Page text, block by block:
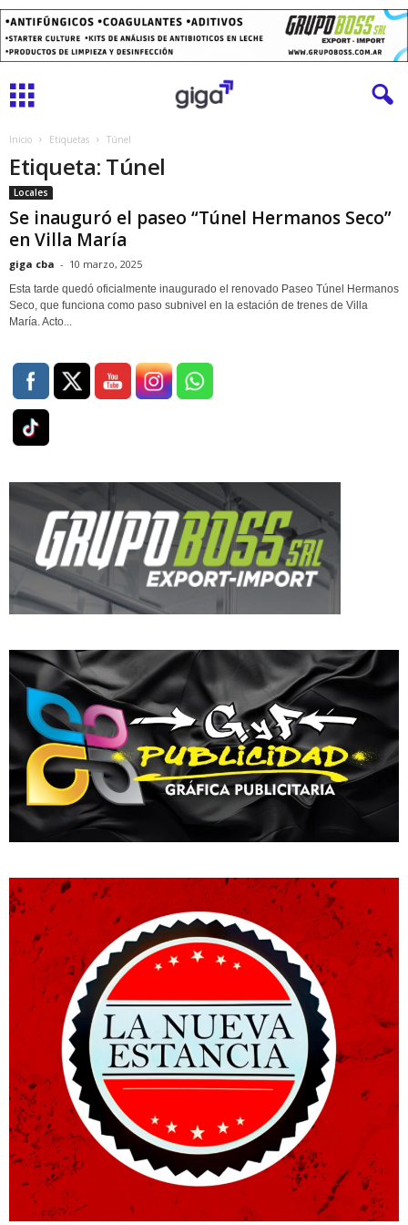
Inicio Etiquetas Túnel
Etiqueta: Túnel
Locales
Se inauguró el paseo “Túnel Hermanos Seco”
en Villa María
giga cba - 10 marzo, 2025
Esta tarde quedó oficialmente inaugurado el renovado Paseo Túnel Hermanos
Seco, que funciona como paso subnivel en la estación de trenes de Villa
María. Acto...